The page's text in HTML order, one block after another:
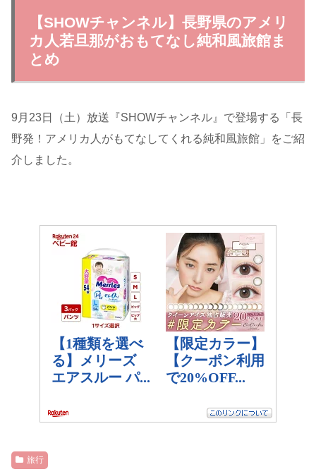
【SHOWチャンネル】長野県のアメリ
カ人若旦那がおもてなし純和風旅館ま
とめ
9月23日（土）放送『SHOWチャンネル』で登場する「長
野発！アメリカ人がもてなしてくれる純和風旅館」をご紹
介しました。
旅行